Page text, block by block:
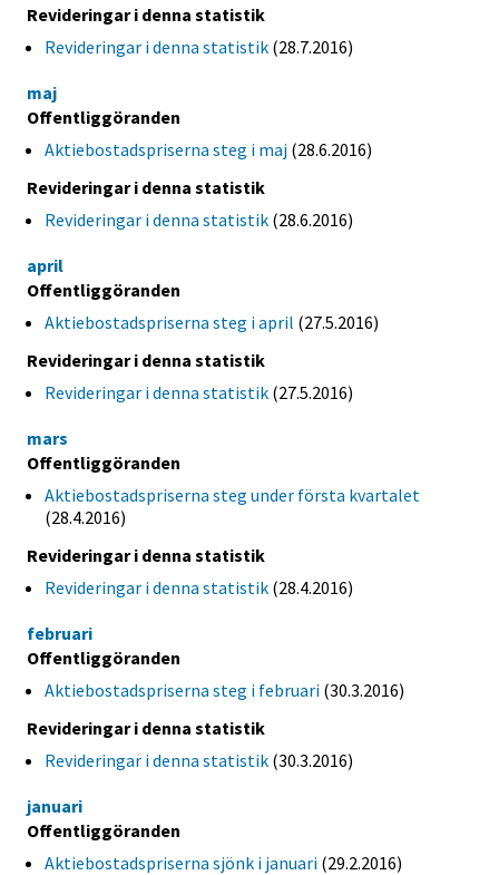
Revideringar i denna statistik
Revideringar i denna statistik (28.7.2016)
maj
Offentliggöranden
Aktiebostadspriserna steg i maj (28.6.2016)
Revideringar i denna statistik
Revideringar i denna statistik (28.6.2016)
april
Offentliggöranden
Aktiebostadspriserna steg i april (27.5.2016)
Revideringar i denna statistik
Revideringar i denna statistik (27.5.2016)
mars
Offentliggöranden
Aktiebostadspriserna steg under första kvartalet
(28.4.2016)
Revideringar i denna statistik
Revideringar i denna statistik (28.4.2016)
februari
Offentliggöranden
Aktiebostadspriserna steg i februari (30.3.2016)
Revideringar i denna statistik
Revideringar i denna statistik (30.3.2016)
januari
Offentliggöranden
Aktiebostadspriserna sjönk i januari (29.2.2016)